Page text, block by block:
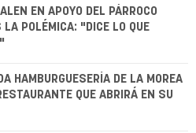
EN APOYO DEL PÁRROCO
POLÉMICA: "DICE LO QUE
HAMBURGUESERÍA DE LA MOREA
QUE ABRIRÁ EN SU